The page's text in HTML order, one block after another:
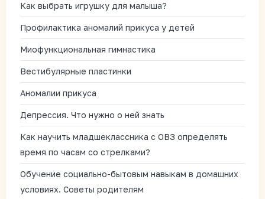
Как выбрать игрушку для малыша?
Профилактика аномалий прикуса у детей
Миофункциональная гимнастика
Вестибулярные пластинки
Аномалии прикуса
Депрессия. Что нужно о ней знать
Как научить младшеклассника с ОВЗ определять
время по часам со стрелками?
Обучение социально-бытовым навыкам в домашних
условиях. Советы родителям